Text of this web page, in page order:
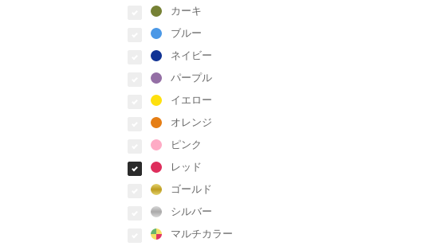
カーキ
ブルー
ネイビー
パープル
イエロー
オレンジ
ピンク
レッド
ゴールド
シルバー
マルチカラー